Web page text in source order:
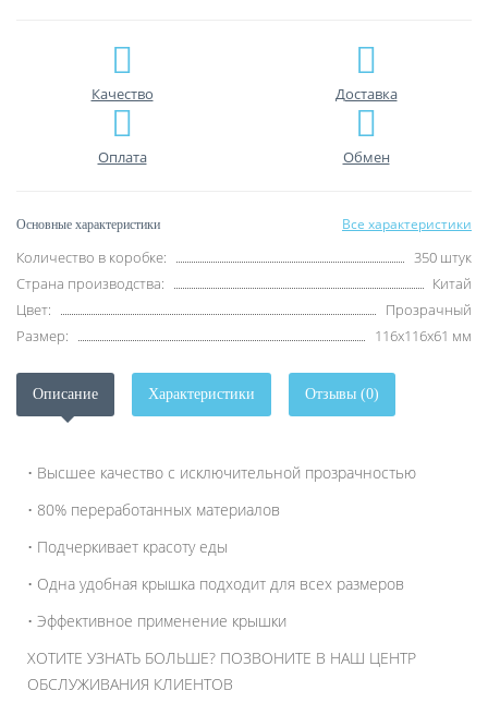
Качество Доставка
Оплата Обмен
Основные характеристики Все характеристики
Количество в коробке:
350 штук
Страна производства:
Китай
Цвет:
Прозрачный
Размер:
116х116х61 мм
Описание Характеристики Отзывы (0)
• Высшее качество с исключительной прозрачностью
• 80% переработанных материалов
• Подчеркивает красоту еды
• Одна удобная крышка подходит для всех размеров
• Эффективное применение крышки
ХОТИТЕ УЗНАТЬ БОЛЬШЕ? ПОЗВОНИТЕ В НАШ ЦЕНТР
ОБСЛУЖИВАНИЯ КЛИЕНТОВ